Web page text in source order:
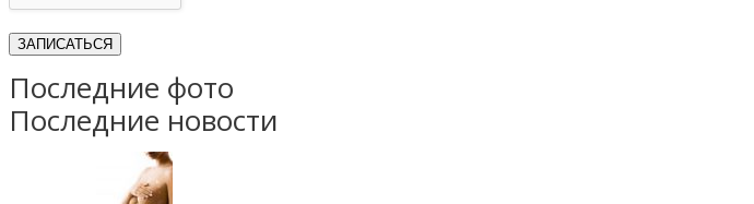
Последние фото
Последние новости